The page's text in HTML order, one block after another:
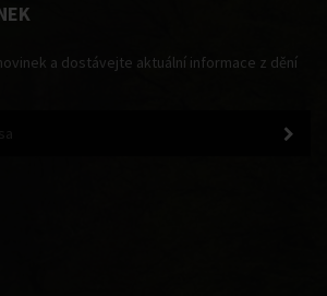
a dostávejte aktuální informace z dění